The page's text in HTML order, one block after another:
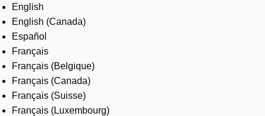
Careers
English
English (Canada)
Español
Français
Français (Belgique)
Français (Canada)
Français (Suisse)
Français (Luxembourg)